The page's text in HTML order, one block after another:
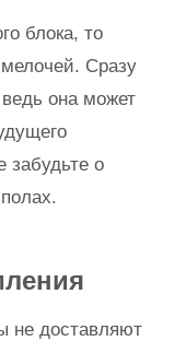
блока, то
Сразу
она может
забудьте о
не доставляют